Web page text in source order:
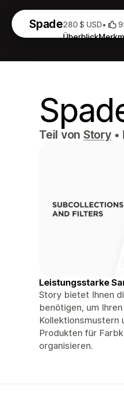
Spade
Überblick
280 $ USD•
Teil von Story •
Leistungsstarke
Story bietet Ihnen
benötigen, um
Kollektionsmustern
Produkten für
organisieren.